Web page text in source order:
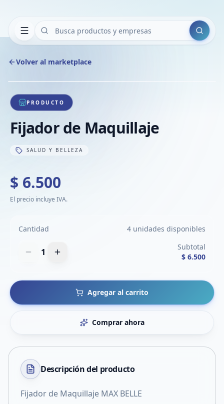
Buscar
Volver al marketplace
1/1
PRODUCTO
Fijador de Maquillaje
SALUD Y BELLEZA
$ 6.500
El precio incluye IVA.
Cantidad 4 unidades disponibles
1
Subtotal
$ 6.500
Agregar al carrito
Comprar ahora
Descripción del producto
Fijador de Maquillaje MAX BELLE